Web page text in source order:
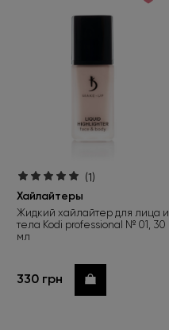
(1)
Хайлайтеры
Жидкий хайлайтер для лица и
тела Kodi professional № 01, 30
мл
330 грн Купить